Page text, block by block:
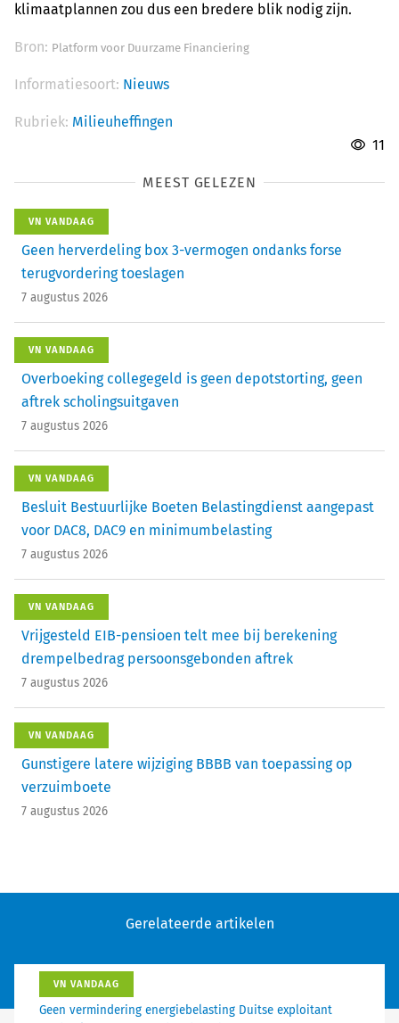
klimaatplannen zou dus een bredere blik nodig zijn.
Bron: Platform voor Duurzame Financiering
Informatiesoort: Nieuws
Rubriek: Milieuheffingen
11
MEEST GELEZEN
VN VANDAAG
Geen herverdeling box 3-vermogen ondanks forse
terugvordering toeslagen
7 augustus 2026
VN VANDAAG
Overboeking collegegeld is geen depotstorting, geen
aftrek scholingsuitgaven
7 augustus 2026
VN VANDAAG
Besluit Bestuurlijke Boeten Belastingdienst aangepast
voor DAC8, DAC9 en minimumbelasting
7 augustus 2026
VN VANDAAG
Vrijgesteld EIB-pensioen telt mee bij berekening
drempelbedrag persoonsgebonden aftrek
7 augustus 2026
VN VANDAAG
Gunstigere latere wijziging BBBB van toepassing op
verzuimboete
7 augustus 2026
Gerelateerde artikelen
VN VANDAAG
Geen vermindering energiebelasting Duitse exploitant